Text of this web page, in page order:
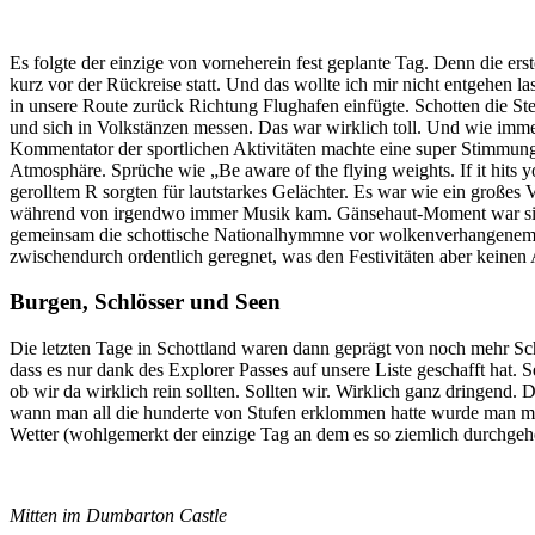
Es folgte der einzige von vorneherein fest geplante Tag. Denn die
kurz vor der Rückreise statt. Und das wollte ich mir nicht entgehen
in unsere Route zurück Richtung Flughafen einfügte. Schotten die
und sich in Volkstänzen messen. Das war wirklich toll. Und wie
Kommentator der sportlichen Aktivitäten machte eine super
Atmosphäre. Sprüche wie „Be aware of the flying weights. If it hits
gerolltem R sorgten für lautstarkes Gelächter. Es war wie ein
während von irgendwo immer Musik kam. Gänsehaut-Moment war
gemeinsam die schottische Nationalhymmne vor
zwischendurch ordentlich geregnet, was den Festivitäten aber keinen
Burgen, Schlösser und Seen
Die letzten Tage in Schottland waren dann geprägt von noch mehr
dass es nur dank des Explorer Passes auf unsere Liste geschafft
ob wir da wirklich rein sollten. Sollten wir. Wirklich ganz dringend.
wann man all die hunderte von Stufen erklommen hatte wurde man
Wetter (wohlgemerkt der einzige Tag an dem es so ziemlich
Mitten im Dumbarton Castle